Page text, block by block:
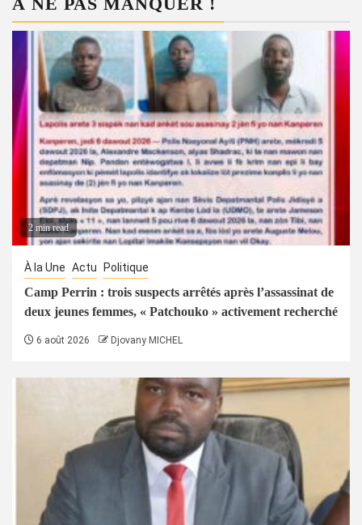
2 min read
À la Une Actu Politique
Camp Perrin : trois suspects arrêtés après l’assassinat de
deux jeunes femmes, « Patchouko » activement recherché
6 août 2026 Djovany MICHEL